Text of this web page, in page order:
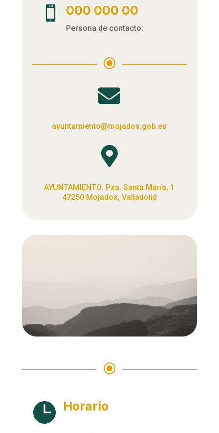
 000 000 00
Persona de contacto:
\

ayuntamiento@mojados.gob.es

AYUNTAMIENTO: Pza. Santa María, 1
47250 Mojados, Valladolid
\
 Horario